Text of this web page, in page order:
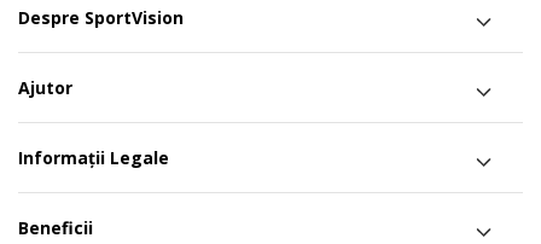
Despre SportVision
Ajutor
Informații Legale
Beneficii